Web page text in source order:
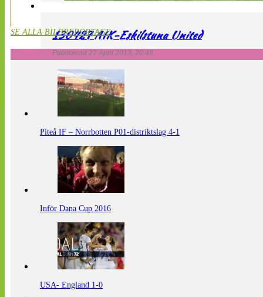
130427 AIK-Eskilstuna United
Publicerad 27 April 2013, 20:48
SE ALLA BILDREPORTAGE
Piteå IF – Norrbotten P01-distriktslag 4-1
Inför Dana Cup 2016
USA- England 1-0